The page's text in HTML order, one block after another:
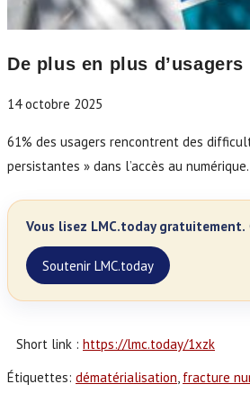
De plus en plus
14 octobre 2025
61% des usagers rencontrent des
persistantes » dans l’accès au
Vous lisez LMC.today gratuitement.
Soutenir LMC.today
Short link : https://lmc.today/1xzk
Étiquettes: dématérialisation, fracture